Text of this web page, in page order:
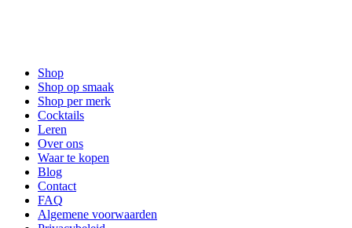
Shop
Shop op smaak
Shop per merk
Cocktails
Leren
Over ons
Waar te kopen
Blog
Contact
FAQ
Algemene voorwaarden